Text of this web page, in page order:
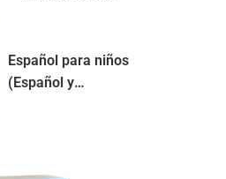
Español para niños
(Español y